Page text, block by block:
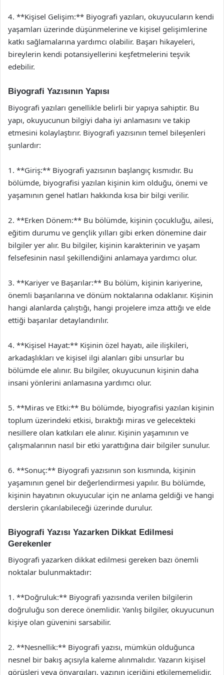
4. **Kişisel Gelişim:** Biyografi yazıları, okuyucuların kendi
yaşamları üzerinde düşünmelerine ve kişisel gelişimlerine
katkı sağlamalarına yardımcı olabilir. Başarı hikayeleri,
bireylerin kendi potansiyellerini keşfetmelerini teşvik
edebilir.
Biyografi Yazısının Yapısı
Biyografi yazıları genellikle belirli bir yapıya sahiptir. Bu
yapı, okuyucunun bilgiyi daha iyi anlamasını ve takip
etmesini kolaylaştırır. Biyografi yazısının temel bileşenleri
şunlardır:
1. **Giriş:** Biyografi yazısının başlangıç kısmıdır. Bu
bölümde, biyografisi yazılan kişinin kim olduğu, önemi ve
yaşamının genel hatları hakkında kısa bir bilgi verilir.
2. **Erken Dönem:** Bu bölümde, kişinin çocukluğu, ailesi,
eğitim durumu ve gençlik yılları gibi erken dönemine dair
bilgiler yer alır. Bu bilgiler, kişinin karakterinin ve yaşam
felsefesinin nasıl şekillendiğini anlamaya yardımcı olur.
3. **Kariyer ve Başarılar:** Bu bölüm, kişinin kariyerine,
önemli başarılarına ve dönüm noktalarına odaklanır. Kişinin
hangi alanlarda çalıştığı, hangi projelere imza attığı ve elde
ettiği başarılar detaylandırılır.
4. **Kişisel Hayat:** Kişinin özel hayatı, aile ilişkileri,
arkadaşlıkları ve kişisel ilgi alanları gibi unsurlar bu
bölümde ele alınır. Bu bilgiler, okuyucunun kişinin daha
insani yönlerini anlamasına yardımcı olur.
5. **Miras ve Etki:** Bu bölümde, biyografisi yazılan kişinin
toplum üzerindeki etkisi, bıraktığı miras ve gelecekteki
nesillere olan katkıları ele alınır. Kişinin yaşamının ve
çalışmalarının nasıl bir etki yarattığına dair bilgiler sunulur.
6. **Sonuç:** Biyografi yazısının son kısmında, kişinin
yaşamının genel bir değerlendirmesi yapılır. Bu bölümde,
kişinin hayatının okuyucular için ne anlama geldiği ve hangi
derslerin çıkarılabileceği üzerinde durulur.
Biyografi Yazısı Yazarken Dikkat Edilmesi
Gerekenler
Biyografi yazarken dikkat edilmesi gereken bazı önemli
noktalar bulunmaktadır:
1. **Doğruluk:** Biyografi yazısında verilen bilgilerin
doğruluğu son derece önemlidir. Yanlış bilgiler, okuyucunun
kişiye olan güvenini sarsabilir.
2. **Nesnellik:** Biyografi yazısı, mümkün olduğunca
nesnel bir bakış açısıyla kaleme alınmalıdır. Yazarın kişisel
görüşleri veya önyargıları, yazının içeriğini etkilememelidir.